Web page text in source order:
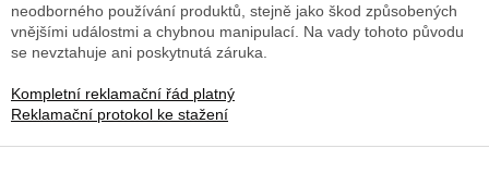
neodborného používání produktů, stejně jako škod způsobených
vnějšími událostmi a chybnou manipulací. Na vady tohoto původu
se nevztahuje ani poskytnutá záruka.
Kompletní reklamační řád platný
Reklamační protokol ke stažení
Z